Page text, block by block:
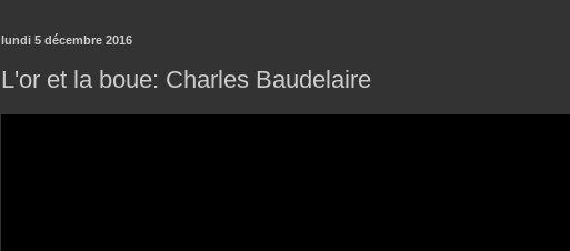
lundi 5 décembre 2016
L'or et la boue: Charles Baudelaire